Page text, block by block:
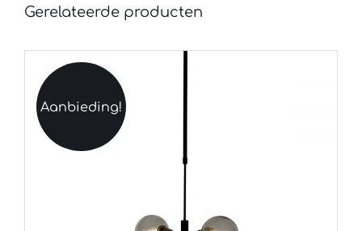
Gerelateerde producten
Aanbieding!